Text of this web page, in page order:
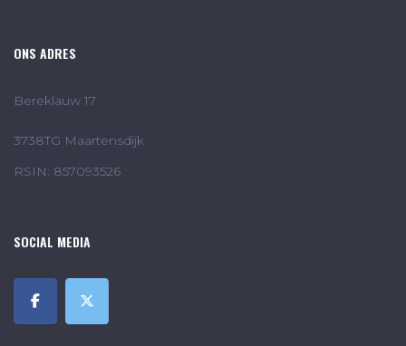
ONS ADRES
Bereklauw 17
3738TG Maartensdijk
RSIN: 857093526
SOCIAL MEDIA